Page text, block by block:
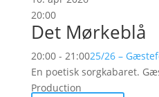
20:00
Det Mørkeblå
20:00 - 21:0025/26 –
En poetisk sorgkabaret.
Production